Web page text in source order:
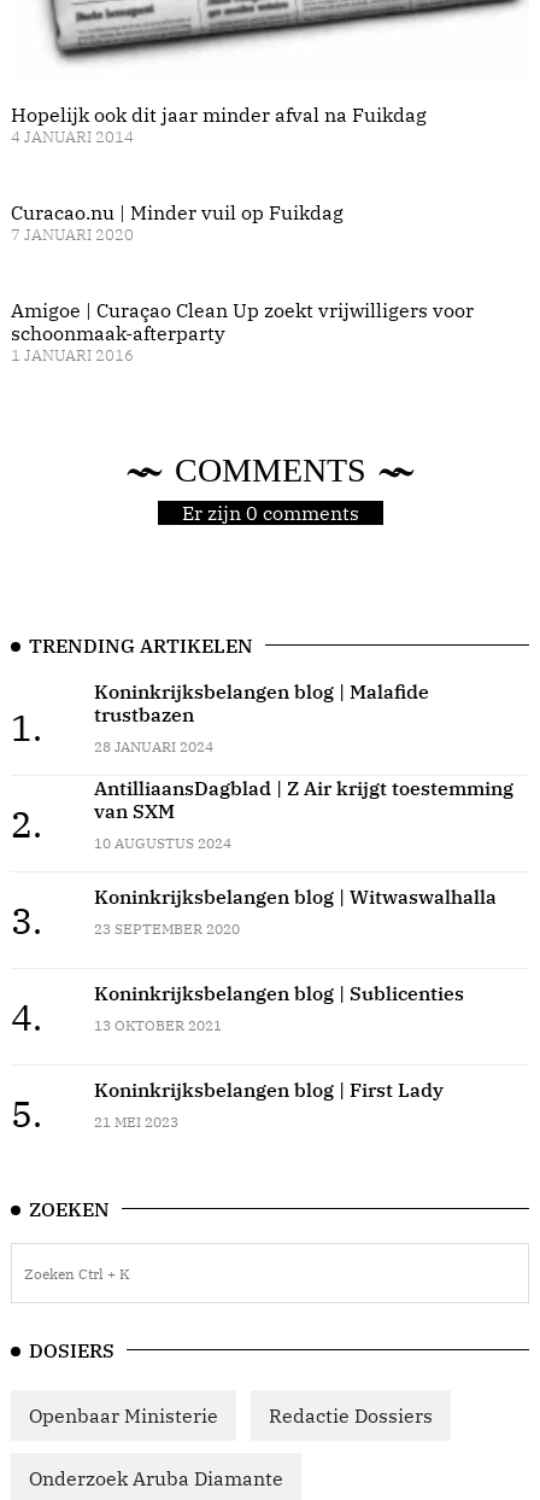
Hopelijk ook dit jaar minder afval na Fuikdag
4 JANUARI 2014
Curacao.nu | Minder vuil op Fuikdag
7 JANUARI 2020
Amigoe | Curaçao Clean Up zoekt vrijwilligers voor
schoonmaak-afterparty
1 JANUARI 2016
COMMENTS
Er zijn 0 comments
TRENDING ARTIKELEN
1.
Koninkrijksbelangen blog | Malafide
trustbazen
28 JANUARI 2024
2.
AntilliaansDagblad | Z Air krijgt toestemming
van SXM
10 AUGUSTUS 2024
3.
Koninkrijksbelangen blog | Witwaswalhalla
23 SEPTEMBER 2020
4.
Koninkrijksbelangen blog | Sublicenties
13 OKTOBER 2021
5.
Koninkrijksbelangen blog | First Lady
21 MEI 2023
ZOEKEN
DOSIERS
Openbaar Ministerie Redactie Dossiers
Onderzoek Aruba Diamante